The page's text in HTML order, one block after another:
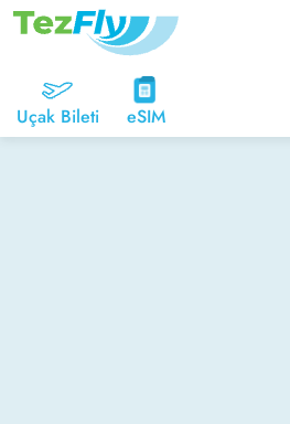
Uçak Bileti eSIM